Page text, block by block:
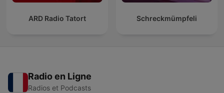
ARD Radio Tatort Schreckmümpfeli
Radio en Ligne
Radios et Podcasts